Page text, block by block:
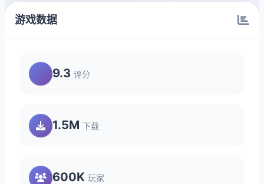
游戏数据
9.3 评分
1.5M 下载
600K 玩家